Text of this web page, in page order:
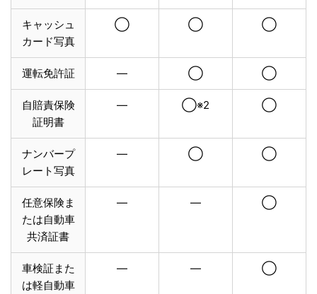
キャッシュ
カード写真
◯ ◯ ◯
運転免許証 — ◯ ◯
自賠責保険
証明書
— ◯※2 ◯
ナンバープ
レート写真
— ◯ ◯
任意保険ま
たは自動車
共済証書
— — ◯
車検証また
は軽自動車
— — ◯